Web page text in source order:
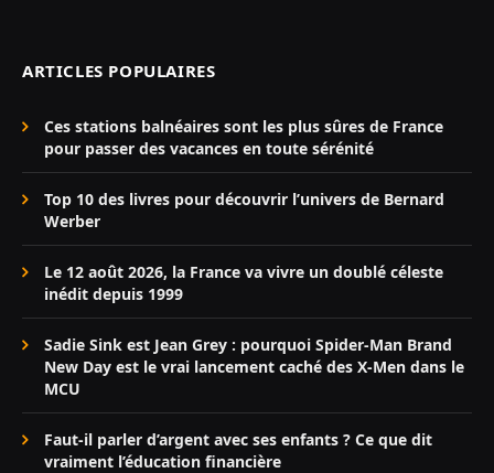
ARTICLES POPULAIRES
Ces stations balnéaires sont les plus sûres de France
pour passer des vacances en toute sérénité
Top 10 des livres pour découvrir l’univers de Bernard
Werber
Le 12 août 2026, la France va vivre un doublé céleste
inédit depuis 1999
Sadie Sink est Jean Grey : pourquoi Spider-Man Brand
New Day est le vrai lancement caché des X-Men dans le
MCU
Faut-il parler d’argent avec ses enfants ? Ce que dit
vraiment l’éducation financière